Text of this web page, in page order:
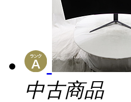
中古商品